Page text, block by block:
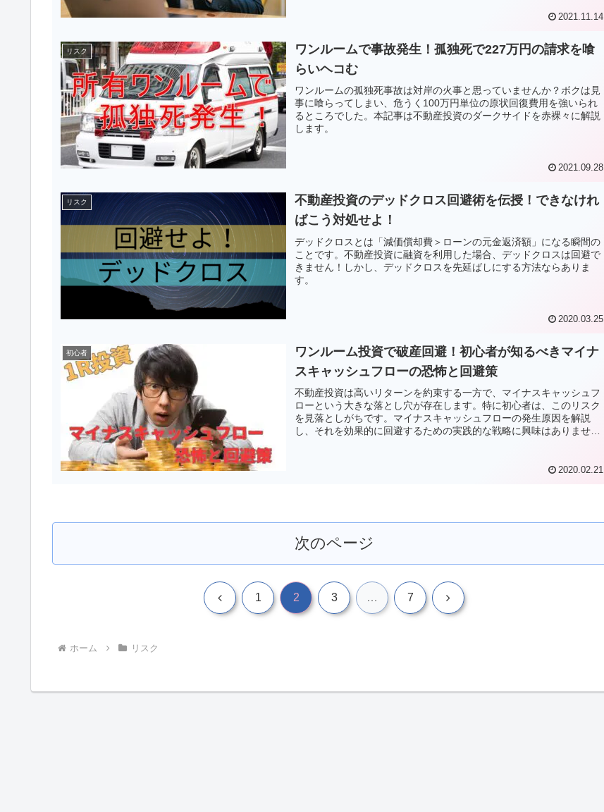
2021.11.14
リスク
ワンルームで事故発生！孤独死で227万円の請求を喰
らいヘコむ
ワンルームの孤独死事故は対岸の火事と思っていませんか？ボクは見
事に喰らってしまい、危うく100万円単位の原状回復費用を強いられ
るところでした。本記事は不動産投資のダークサイドを赤裸々に解説
します。
2021.09.28
リスク
不動産投資のデッドクロス回避術を伝授！できなけれ
ばこう対処せよ！
デッドクロスとは「減価償却費＞ローンの元金返済額」になる瞬間の
ことです。不動産投資に融資を利用した場合、デッドクロスは回避で
きません！しかし、デッドクロスを先延ばしにする方法ならありま
す。
2020.03.25
初心者
ワンルーム投資で破産回避！初心者が知るべきマイナ
スキャッシュフローの恐怖と回避策
不動産投資は高いリターンを約束する一方で、マイナスキャッシュフ
ローという大きな落とし穴が存在します。特に初心者は、このリスク
を見落としがちです。マイナスキャッシュフローの発生原因を解説
し、それを効果的に回避するための実践的な戦略に興味はありません
2020.02.21
次のページ
前 1 2 3 … 7 次
ホーム リスク